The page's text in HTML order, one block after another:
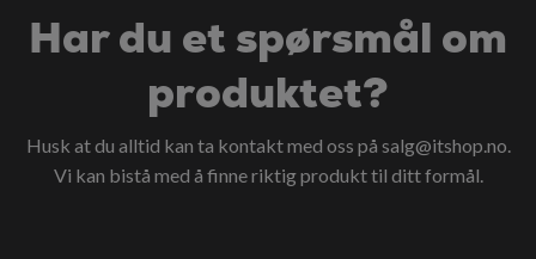
Har du et spørsmål om
produktet?
Husk at du alltid kan ta kontakt med oss på salg@itshop.no.
Vi kan bistå med å finne riktig produkt til ditt formål.